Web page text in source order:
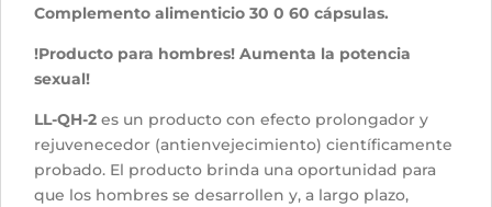
Complemento alimenticio 30 0 60 cápsulas.
!Producto para hombres! Aumenta la potencia
sexual!
LL-QH-2 es un producto con efecto prolongador y
rejuvenecedor (antienvejecimiento) científicamente
probado. El producto brinda una oportunidad para
que los hombres se desarrollen y, a largo plazo,